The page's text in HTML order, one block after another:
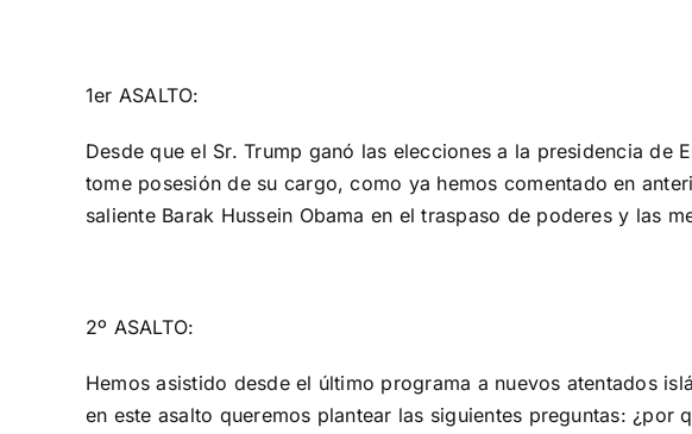
1er ASALTO:
Desde que el Sr. Trump ganó las elecciones a la presidencia
tome posesión de su cargo, como ya hemos comentado en
saliente Barak Hussein Obama en el traspaso de poderes y las
2º ASALTO:
Hemos asistido desde el último programa a nuevos atentados
en este asalto queremos plantear las siguientes preguntas: